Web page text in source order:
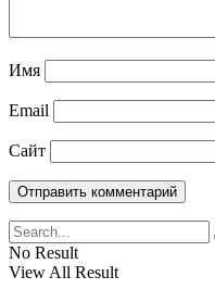
Имя
Email
Сайт
No Result
View All Result